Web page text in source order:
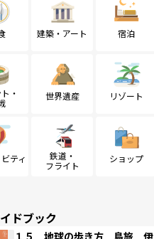
建築・アート 宿泊
・
世界遺産 リゾート
ティ
鉄道・
フライト
ショップ
ドブック
１５ 地球の歩き方 島旅 伊